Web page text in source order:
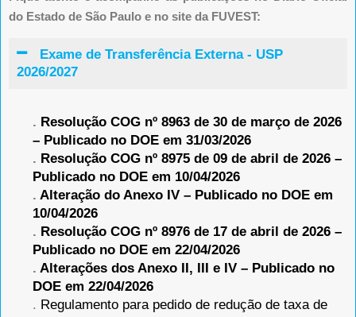
do Estado de São Paulo e no site da FUVEST:
Exame de Transferência Externa - USP
2026/2027
. Resolução COG nº 8963 de 30 de março de 2026
– Publicado no DOE em 31/03/2026
. Resolução COG nº 8975 de 09 de abril de 2026 –
Publicado no DOE em 10/04/2026
. Alteração do Anexo IV – Publicado no DOE em
10/04/2026
. Resolução COG nº 8976 de 17 de abril de 2026 –
Publicado no DOE em 22/04/2026
. Alterações dos Anexo II, III e IV – Publicado no
DOE em 22/04/2026
. Regulamento para pedido de redução de taxa de